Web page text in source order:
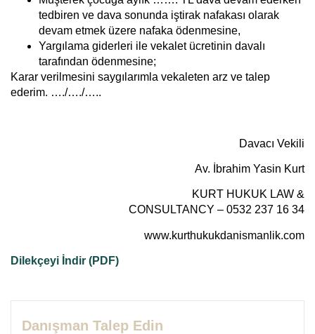
tedbiren ve dava sonunda iştirak nafakası olarak
devam etmek üzere nafaka ödenmesine,
Yargılama giderleri ile vekalet ücretinin davalı
tarafından ödenmesine;
Karar verilmesini saygılarımla vekaleten arz ve talep
ederim. …./…./…..
Davacı Vekili
Av. İbrahim Yasin Kurt
KURT HUKUK LAW &
CONSULTANCY – 0532 237 16 34
www.kurthukukdanismanlik.com
Dilekçeyi İndir (PDF)
Danışman Talep Edin